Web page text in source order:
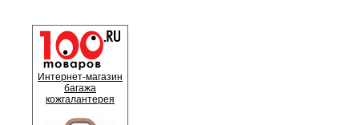
Интернет-магазин
багажа
кожгалантерея